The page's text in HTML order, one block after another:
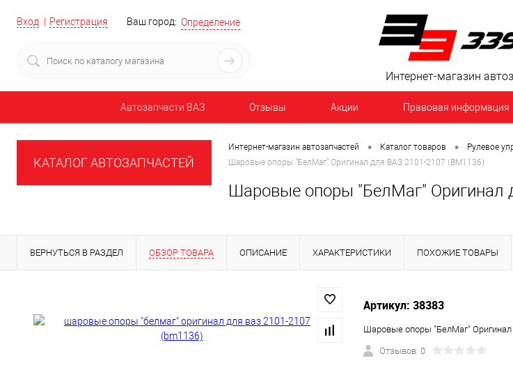
Вход Регистрация Ваш город: Определение
Интернет-магазин
Автозапчасти ВАЗ Отзывы Акции Правовая информация
КАТАЛОГ АВТОЗАПЧАСТЕЙ
Интернет-магазин автозапчастей • Каталог товаров • Рулевое
Шаровые опоры "БелМаг" Оригинал для ВАЗ 2101-2107 (BM1136)
Шаровые опоры "БелМаг" Оригинал
ВЕРНУТЬСЯ В РАЗДЕЛ ОБЗОР ТОВАРА ОПИСАНИЕ ХАРАКТЕРИСТИКИ ПОХОЖИЕ ТОВАРЫ
Артикул: 38383
Шаровые опоры "БелМаг" Оригинал
Отзывов: 0